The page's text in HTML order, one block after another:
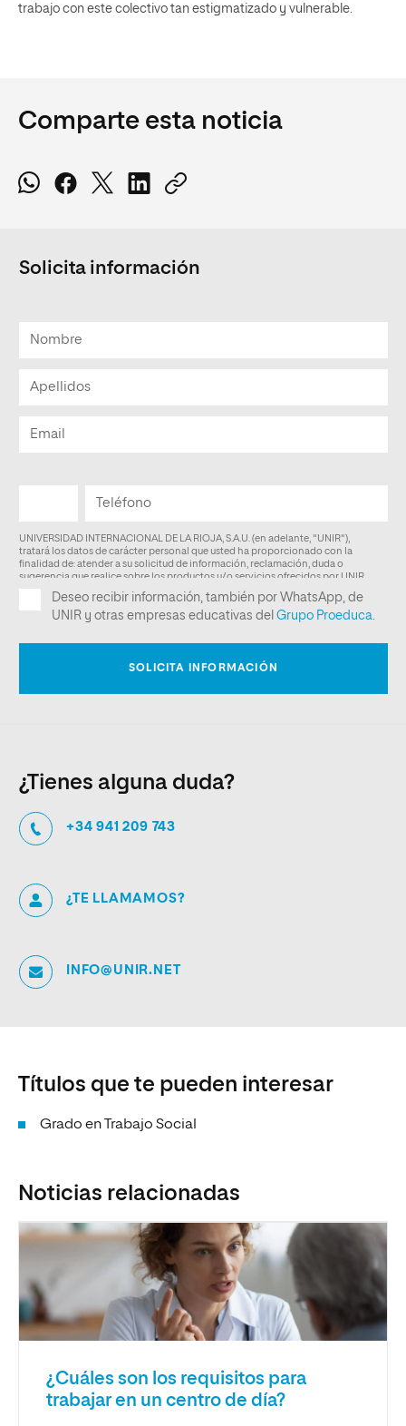
trabajo con este colectivo tan estigmatizado y vulnerable.
Comparte esta noticia
Solicita información
¿Tienes alguna duda?
+34 941 209 743
¿TE LLAMAMOS?
INFO@UNIR.NET
Títulos que te pueden interesar
Grado en Trabajo Social
Noticias relacionadas
¿Cuáles son los requisitos para
trabajar en un centro de día?